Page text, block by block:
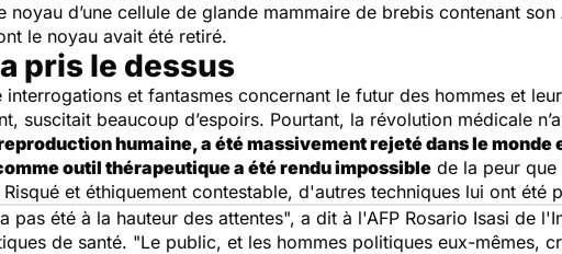
d’une cellule de glande mammaire de brebis contenant
le noyau avait été retiré.
pris le dessus
et fantasmes concernant le futur des hommes et
suscitait beaucoup d’espoirs. Pourtant, la révolution médicale
humaine, a été massivement rejeté dans le monde
outil thérapeutique a été rendu impossible de la peur
et éthiquement contestable, d'autres techniques lui ont été
pas été à la hauteur des attentes", a dit à l'AFP Rosario Isasi de
de santé. "Le public, et les hommes politiques eux-mêmes,